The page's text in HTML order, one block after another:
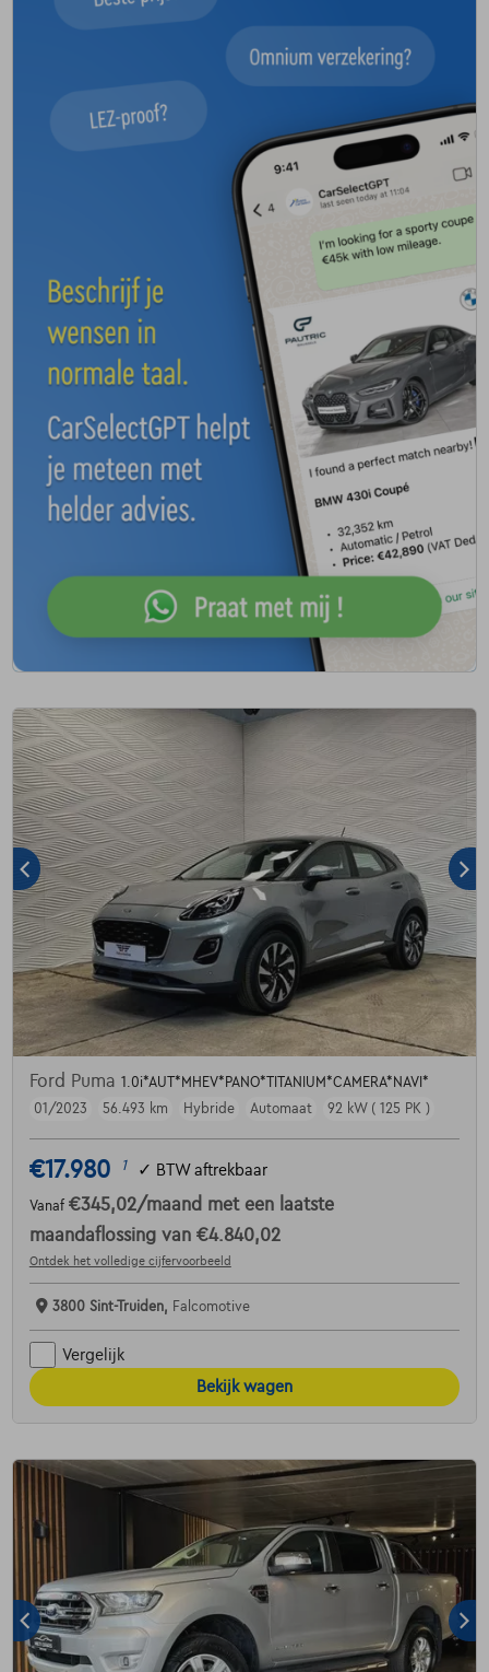
Ford Puma 1.0i*AUT*MHEV*PANO*TITANIUM*CAMERA*NAVI*
01/2023
56.493 km Hybride Automaat 92 kW ( 125 PK )
€17.980 1 ✓ BTW aftrekbaar
Vanaf €345,02/maand met een laatste
maandaflossing van €4.840,02
Ontdek het volledige cijfervoorbeeld
3800 Sint-Truiden, Falcomotive
Vergelijk
Bekijk wagen